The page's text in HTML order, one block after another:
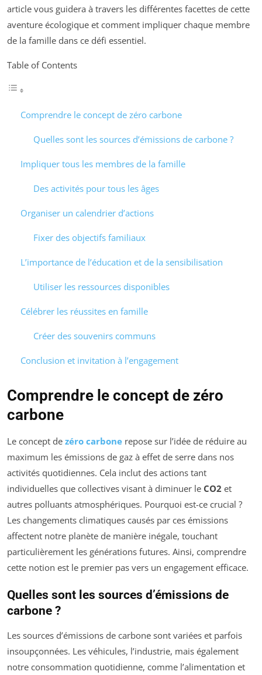
article vous guidera à travers les différentes facettes de cette
aventure écologique et comment impliquer chaque membre
de la famille dans ce défi essentiel.
Table of Contents
Comprendre le concept de zéro carbone
Quelles sont les sources d’émissions de carbone ?
Impliquer tous les membres de la famille
Des activités pour tous les âges
Organiser un calendrier d’actions
Fixer des objectifs familiaux
L’importance de l’éducation et de la sensibilisation
Utiliser les ressources disponibles
Célébrer les réussites en famille
Créer des souvenirs communs
Conclusion et invitation à l’engagement
Comprendre le concept de zéro
carbone
Le concept de zéro carbone repose sur l’idée de réduire au
maximum les émissions de gaz à effet de serre dans nos
activités quotidiennes. Cela inclut des actions tant
individuelles que collectives visant à diminuer le CO2 et
autres polluants atmosphériques. Pourquoi est-ce crucial ?
Les changements climatiques causés par ces émissions
affectent notre planète de manière inégale, touchant
particulièrement les générations futures. Ainsi, comprendre
cette notion est le premier pas vers un engagement efficace.
Quelles sont les sources d’émissions de
carbone ?
Les sources d’émissions de carbone sont variées et parfois
insoupçonnées. Les véhicules, l’industrie, mais également
notre consommation quotidienne, comme l’alimentation et